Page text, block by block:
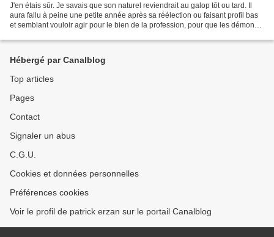
J'en étais sûr. Je savais que son naturel reviendrait au galop tôt ou tard. Il
aura fallu à peine une petite année après sa réélection ou faisant profil bas
et semblant vouloir agir pour le bien de la profession, pour que les démons
Hébergé par Canalblog
Top articles
Pages
Contact
Signaler un abus
C.G.U.
Cookies et données personnelles
Préférences cookies
Voir le profil de patrick erzan sur le portail Canalblog